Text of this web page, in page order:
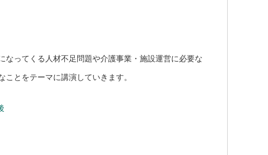
ってくる人材不足問題や介護事業・施設運営に必要な
とをテーマに講演していきます。